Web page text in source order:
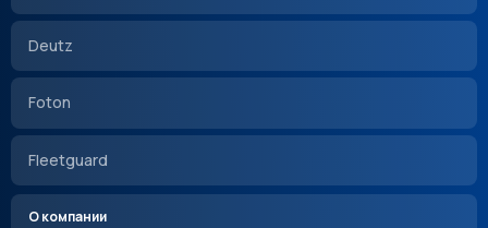
Deutz
Foton
Fleetguard
О компании